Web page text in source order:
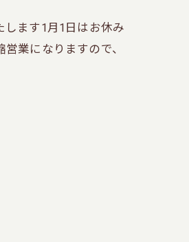
します1月1日はお休み
業になりますので、